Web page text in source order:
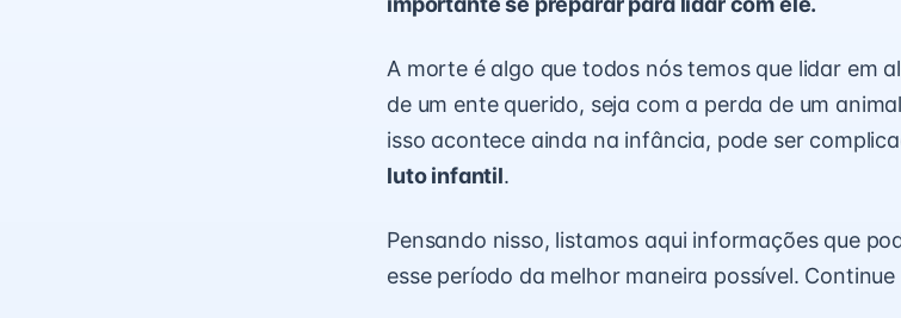
A morte é algo que todos nós temos que lidar em
de um ente querido, seja com a perda de um
isso acontece ainda na infância, pode ser
luto infantil.
Pensando nisso, listamos aqui informações que
esse período da melhor maneira possível.